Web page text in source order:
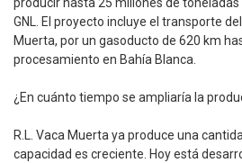
GNL. El proyecto incluye el transporte
Muerta, por un gasoducto de 620 km
procesamiento en Bahía Blanca.
¿En cuánto tiempo se ampliaría la
R.L. Vaca Muerta ya produce una
capacidad es creciente. Hoy está